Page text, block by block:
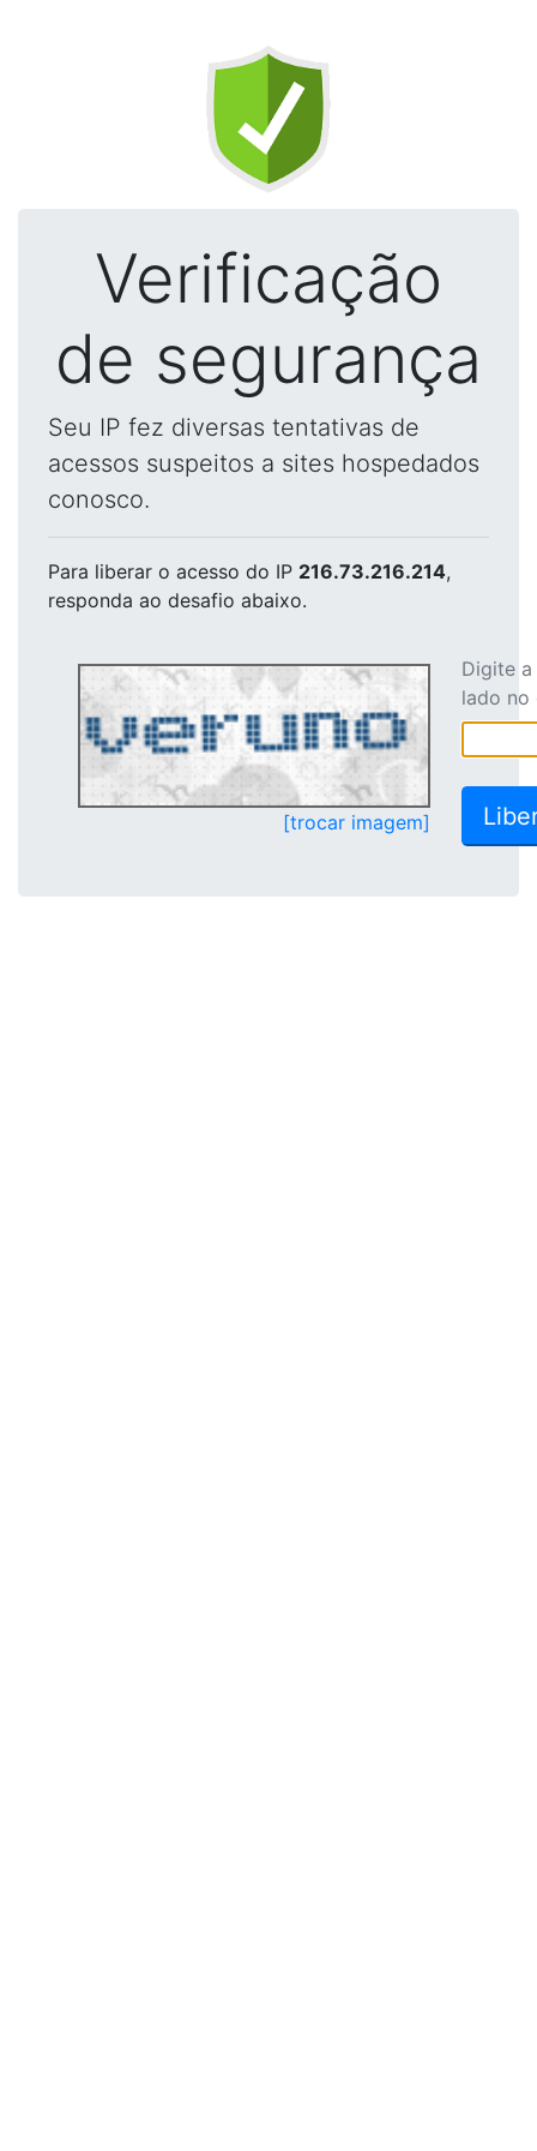
Verificação
de segurança
Seu IP fez diversas tentativas de
acessos suspeitos a sites hospedados
conosco.
Para liberar o acesso do IP 216.73.216.214,
responda ao desafio abaixo.
[trocar imagem]
Digite
lado no